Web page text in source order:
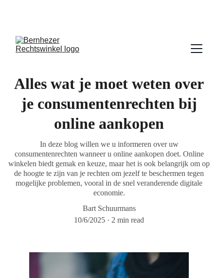
Alles wat je moet weten over
je consumentenrechten bij
online aankopen
In deze blog willen we u informeren over uw
consumentenrechten wanneer u online aankopen doet. Online
winkelen biedt gemak en keuze, maar het is ook belangrijk om op
de hoogte te zijn van je rechten om jezelf te beschermen tegen
mogelijke problemen, vooral in de snel veranderende digitale
economie.
Bart Schuurmans
10/6/2025
2 min read